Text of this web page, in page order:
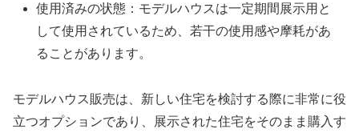
使用済みの状態：モデルハウスは一定期間展示用と
して使用されているため、若干の使用感や摩耗があ
ることがあります。
モデルハウス販売は、新しい住宅を検討する際に非常に役
立つオプションであり、展示された住宅をそのまま購入す